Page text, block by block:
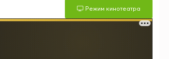
Режим кинотеатра